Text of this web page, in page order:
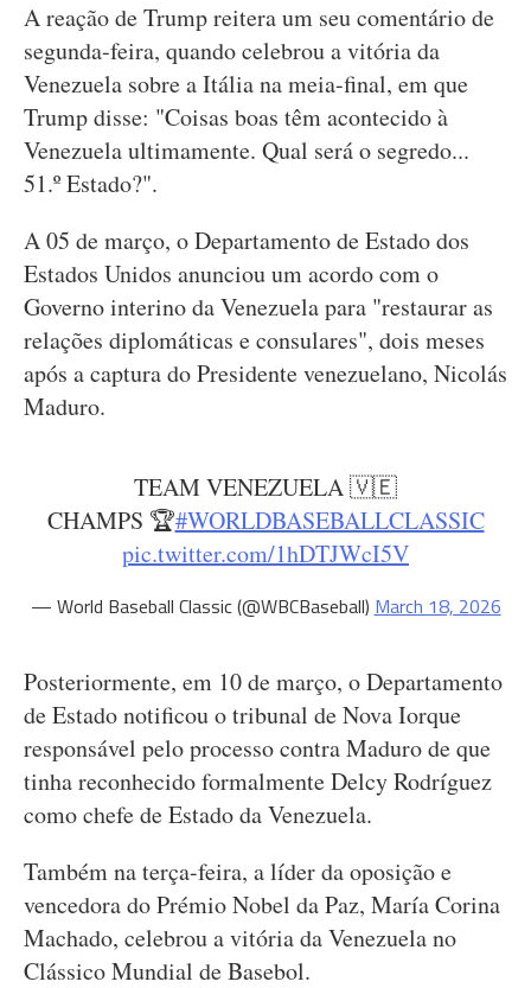
A reação de Trump reitera um seu comentário de
segunda-feira, quando celebrou a vitória da
Venezuela sobre a Itália na meia-final, em que
Trump disse: "Coisas boas têm acontecido à
Venezuela ultimamente. Qual será o segredo...
51.º Estado?".
A 05 de março, o Departamento de Estado dos
Estados Unidos anunciou um acordo com o
Governo interino da Venezuela para "restaurar as
relações diplomáticas e consulares", dois meses
após a captura do Presidente venezuelano, Nicolás
Maduro.
TEAM VENEZUELA 🇻🇪
CHAMPS 🏆#WORLDBASEBALLCLASSIC
pic.twitter.com/1hDTJWcI5V
— World Baseball Classic (@WBCBaseball) March 18, 2026
Posteriormente, em 10 de março, o Departamento
de Estado notificou o tribunal de Nova Iorque
responsável pelo processo contra Maduro de que
tinha reconhecido formalmente Delcy Rodríguez
como chefe de Estado da Venezuela.
Também na terça-feira, a líder da oposição e
vencedora do Prémio Nobel da Paz, María Corina
Machado, celebrou a vitória da Venezuela no
Clássico Mundial de Basebol.